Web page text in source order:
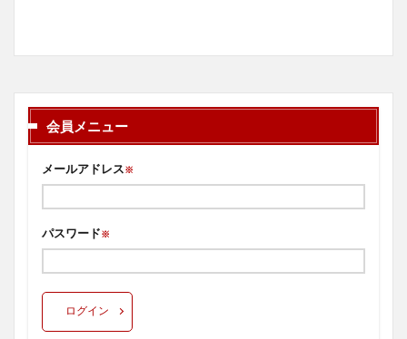
会員メニュー
メールアドレス※
パスワード※
ログイン